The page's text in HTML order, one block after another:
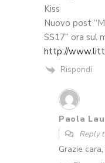
Kiss
Nuovo post
SS17” ora sul
http://
Rispondi
Paola
Reply
Grazie